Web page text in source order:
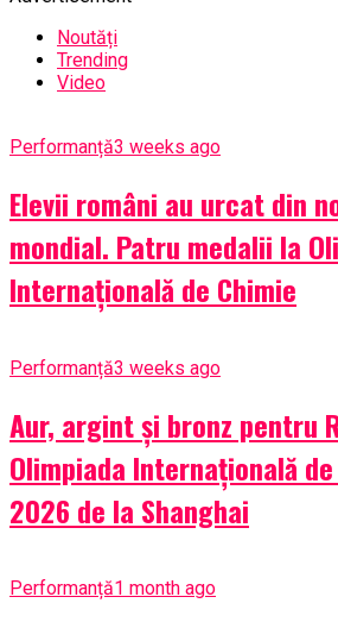
Noutăți
Trending
Video
Performanță3 weeks ago
Elevii români au urcat din
mondial. Patru medalii la
Internațională de Chimie
Performanță3 weeks ago
Aur, argint și bronz pentru
Olimpiada Internațională
2026 de la Shanghai
Performanță1 month ago